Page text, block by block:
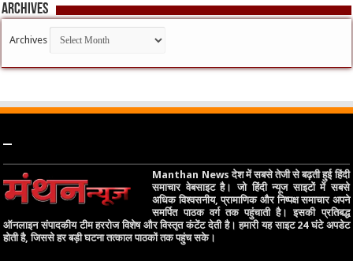
Archives
Archives
–
Manthan News देश में सबसे तेजी से बढ़ती हुई हिंदी
समाचार वेबसाइट है। जो हिंदी न्यूज साइटों में सबसे
अधिक विश्वसनीय, प्रामाणिक और निष्पक्ष समाचार अपने
समर्पित पाठक वर्ग तक पहुंचाती है। इसकी प्रतिबद्ध
ऑनलाइन संपादकीय टीम हररोज विशेष और विस्तृत कंटेंट देती है। हमारी यह साइट 24 घंटे अपडेट
होती है, जिससे हर बड़ी घटना तत्काल पाठकों तक पहुंच सके।